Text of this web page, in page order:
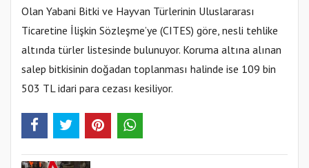
Olan Yabani Bitki ve Hayvan Türlerinin Uluslararası
Ticaretine İlişkin Sözleşme’ye (CITES) göre, nesli tehlike
altında türler listesinde bulunuyor. Koruma altına alınan
salep bitkisinin doğadan toplanması halinde ise 109 bin
503 TL idari para cezası kesiliyor.